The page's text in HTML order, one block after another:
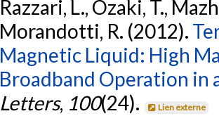
Razzari, L., Ozaki, T.,
Morandotti, R. (2012).
Magnetic Liquid: High
Broadband Operation in
Letters, 100(24). Lien externe